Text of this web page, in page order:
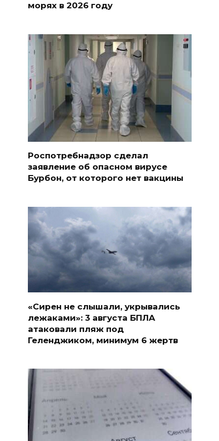
морях в 2026 году
Роспотребнадзор сделал
заявление об опасном вирусе
Бурбон, от которого нет вакцины
«Сирен не слышали, укрывались
лежаками»: 3 августа БПЛА
атаковали пляж под
Геленджиком, минимум 6 жертв